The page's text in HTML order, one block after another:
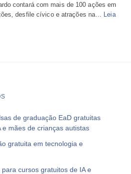
contará com mais de 100 ações em
desfile cívico e atrações na…
Leia
de graduação EaD gratuitas
e mães de crianças autistas
gratuita em tecnologia e
cursos gratuitos de IA e